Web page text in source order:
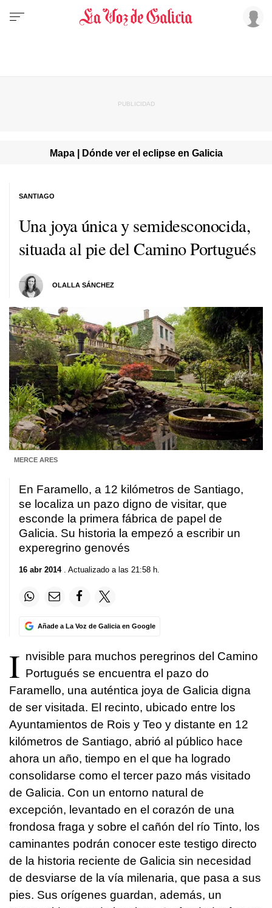
Mapa | Dónde ver el eclipse en Galicia
Una joya única y semidesconocida,
situada al pie del Camino Portugués
OLALLA SÁNCHEZ
SANTIAGO
MERCE ARES
En Faramello, a 12 kilómetros de Santiago,
se localiza un pazo digno de visitar, que
esconde la primera fábrica de papel de
Galicia. Su historia la empezó a escribir un
experegrino genovés
16 abr 2014. Actualizado a las 21:58 h.
Añade a La Voz de Galicia en Google
I nvisible para muchos peregrinos del Camino
Portugués se encuentra el pazo do
Faramello, una auténtica joya de Galicia digna
de ser visitada. El recinto, ubicado entre los
Ayuntamientos de Rois y Teo y distante en 12
kilómetros de Santiago, abrió al público hace
ahora un año, tiempo en el que ha logrado
consolidarse como el tercer pazo más visitado
de Galicia. Con un entorno natural de
excepción, levantado en el corazón de una
frondosa fraga y sobre el cañón del río Tinto, los
caminantes podrán conocer este testigo directo
de la historia reciente de Galicia sin necesidad
de desviarse de la vía milenaria, que pasa a sus
pies. Sus orígenes guardan, además, un